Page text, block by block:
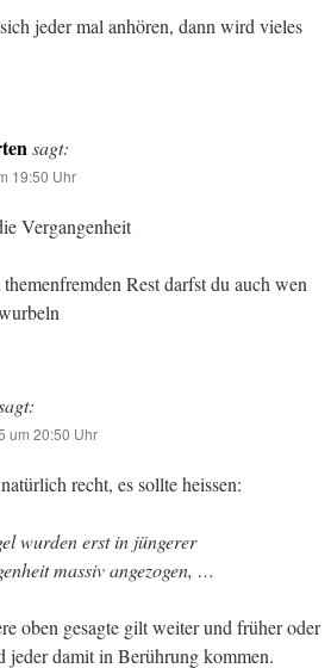
jeder mal anhören, dann wird vieles
sagt:
19:50 Uhr
Vergangenheit
Rest darfst du auch wen
um 20:50 Uhr
recht, es sollte heissen:
wurden erst in jüngerer
massiv angezogen, …
oben gesagte gilt weiter und früher oder
jeder damit in Berührung kommen.